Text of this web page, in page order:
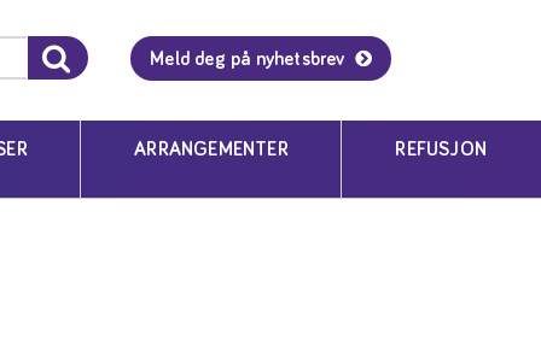
Meld deg på nyhetsbrev
ARRANGEMENTER REFUSJON